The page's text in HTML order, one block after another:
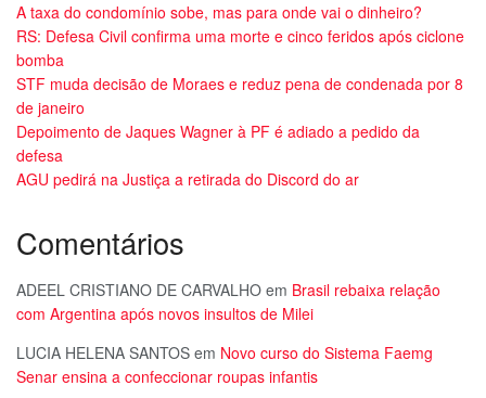
A taxa do condomínio sobe, mas para onde vai o dinheiro?
RS: Defesa Civil confirma uma morte e cinco feridos após ciclone
bomba
STF muda decisão de Moraes e reduz pena de condenada por 8
de janeiro
Depoimento de Jaques Wagner à PF é adiado a pedido da
defesa
AGU pedirá na Justiça a retirada do Discord do ar
Comentários
ADEEL CRISTIANO DE CARVALHO em Brasil rebaixa relação
com Argentina após novos insultos de Milei
LUCIA HELENA SANTOS em Novo curso do Sistema Faemg
Senar ensina a confeccionar roupas infantis